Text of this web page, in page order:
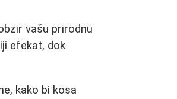
vašu prirodnu
efekat, dok
kako bi kosa